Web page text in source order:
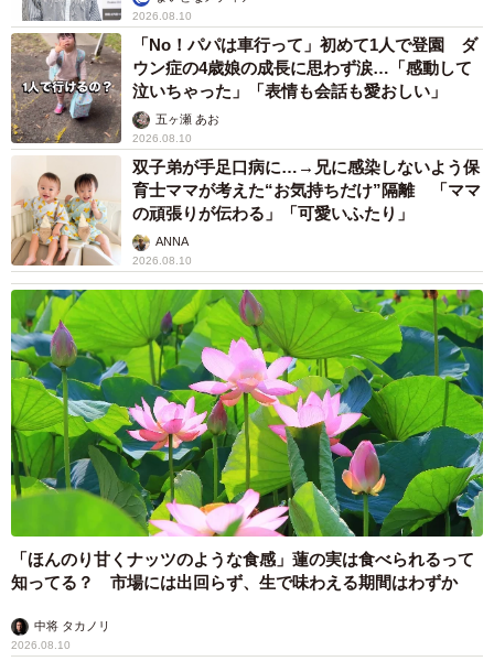
2026.08.10
「No！パパは車行って」初めて1人で登園 ダ
ウン症の4歳娘の成長に思わず涙…「感動して
泣いちゃった」「表情も会話も愛おしい」
五ヶ瀬 あお
2026.08.10
双子弟が手足口病に…→兄に感染しないよう保
育士ママが考えた“お気持ちだけ”隔離 「ママ
の頑張りが伝わる」「可愛いふたり」
ANNA
2026.08.10
「ほんのり甘くナッツのような食感」蓮の実は食べられるって
知ってる？ 市場には出回らず、生で味わえる期間はわずか
中将 タカノリ
2026.08.10